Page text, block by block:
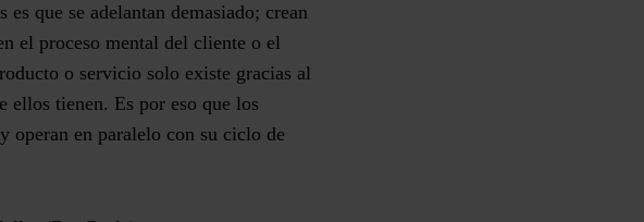
que se adelantan demasiado; crean
el proceso mental del cliente o el
o servicio solo existe gracias al
ellos tienen. Es por eso que los
operan en paralelo con su ciclo de